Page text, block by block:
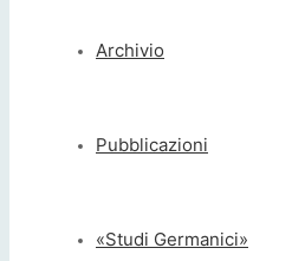
Archivio
Pubblicazioni
«Studi Germanici»